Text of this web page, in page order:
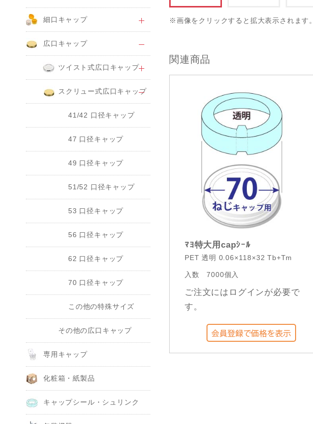
※画像をクリックすると拡大表示されます。
関連商品
ﾏﾖ特大用capｼｰﾙ
PET 透明 0.06×118×32 Tb+Tm
入数7000個入
ご注文にはログインが必要で
す。
細口キャップ
広口キャップ
ツイスト式広口キャップ
スクリュー式広口キャップ
41/42 口径キャップ
47 口径キャップ
49 口径キャップ
51/52 口径キャップ
53 口径キャップ
56 口径キャップ
62 口径キャップ
70 口径キャップ
この他の特殊サイズ
その他の広口キャップ
専用キャップ
化粧箱・紙製品
キャップシール・シュリンク